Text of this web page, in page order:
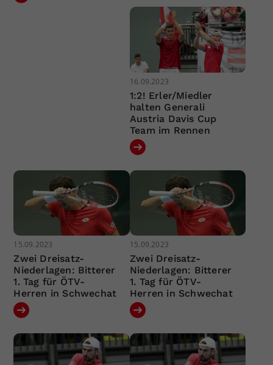
16.09.2023
1:2! Erler/Miedler
halten Generali
Austria Davis Cup
Team im Rennen
15.09.2023
Zwei Dreisatz-
Niederlagen: Bitterer
1. Tag für ÖTV-
Herren in Schwechat
15.09.2023
Zwei Dreisatz-
Niederlagen: Bitterer
1. Tag für ÖTV-
Herren in Schwechat